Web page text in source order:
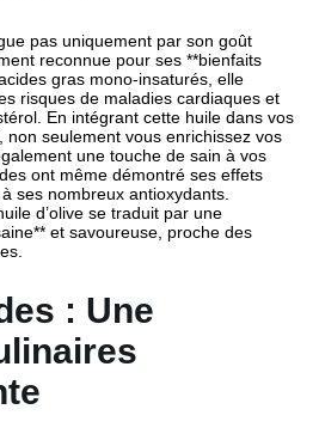
pas uniquement par son goût
reconnue pour ses **bienfaits
gras mono-insaturés, elle
risques de maladies cardiaques et
En intégrant cette huile dans vos
non seulement vous enrichissez vos
une touche de sain à vos
ont même démontré ses effets
ses nombreux antioxydants.
d’olive se traduit par une
et savoureuse, proche des
: Une